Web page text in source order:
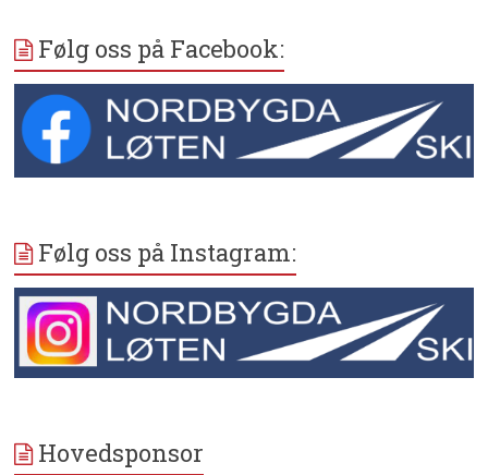
Følg oss på Facebook:
Følg oss på Instagram:
Hovedsponsor